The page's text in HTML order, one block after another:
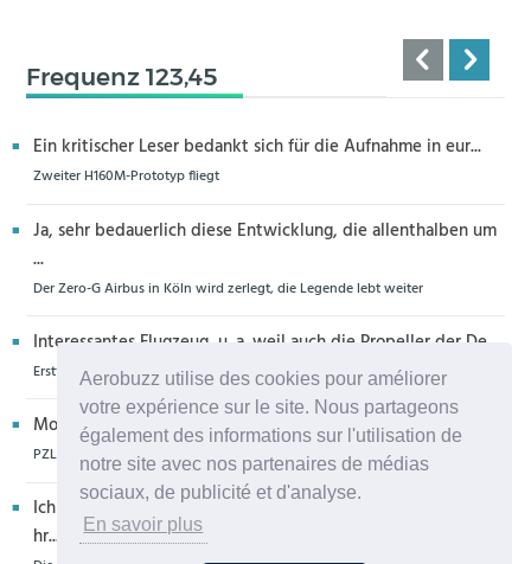
Aerobuzz utilise des cookies pour améliorer
votre expérience sur le site. Nous partageons
également des informations sur l'utilisation de
notre site avec nos partenaires de médias
sociaux, de publicité et d'analyse.
En savoir plus
Frequenz 123,45
Ein kritischer Leser bedankt sich für die Aufnahme in eur...
Zweiter H160M-Prototyp fliegt
Ja, sehr bedauerlich diese Entwicklung, die allenthalben um
...
Der Zero-G Airbus in Köln wird zerlegt, die Legende lebt weiter
Interessantes Flugzeug, u. a. weil auch die Propeller der De...
Erstflug der Piper Seminole DX mit DeltaHawk-Motoren
Moin aus Schiffdorf, danke für die Nachricht. Ich meine,da...
PZL Mielec fertigt die ersten S-70 Firehawk
Ich glaube eher,dass dieser Hubschrauber für die Bundeswe
hr...